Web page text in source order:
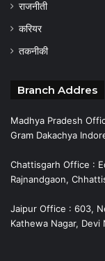
राजनीती
करियर
तकनीकी
Branch Addres
Madhya Pradesh
Gram Dakachya
Chattisgarh Office :
Rajnandgaon,
Jaipur Office : 603,
Kathewa Nagar, Devi